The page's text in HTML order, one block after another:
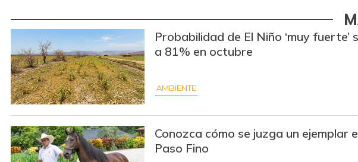
Probabilidad de El Niño ‘muy fuerte’
a 81% en octubre
AMBIENTE
Conozca cómo se juzga un ejemplar
Paso Fino